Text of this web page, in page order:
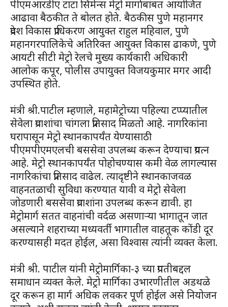
पीएमआरडीए टाटा सिमेन्स मेट्रो मार्गाबाबत आयोजित
आढावा बैठकीत ते बोलत होते. बैठकीस पुणे महानगर
प्रदेश विकास प्राधिकरण आयुक्त राहुल महिवाल, पुणे
महानगरपालिकेचे अतिरिक्त आयुक्त विकास ढाकणे, पुणे
आयटी सीटी मेट्रो रेलचे मुख्य कार्यकारी अधिकारी
आलोक कपूर, पोलीस उपायुक्त विजयकुमार मगर आदी
उपस्थित होते.
मंत्री श्री.पाटील म्हणाले, महामेट्रोच्या पहिल्या टप्प्यातील
सेवेला प्रवाशांचा चांगला प्रतिसाद मिळतो आहे. नागरिकांना
घरापासून मेट्रो स्थानकापर्यंत येण्यासाठी
पीएमपीएमएलची बससेवा उपलब्ध करून देण्याचा प्रयत्न
आहे. मेट्रो स्थानकापर्यंत पोहोचण्यास कमी वेळ लागल्यास
नागरिकांचा प्रतिसाद वाढेल. त्यादृष्टीने स्थानकाजवळ
वाहनतळाची सुविधा करण्यात यावी व मेट्रो सेवेला
जोडणारी बससेवा प्रवाशांना उपलब्ध करून द्यावी. हा
मेट्रोमार्ग सतत वाहनांची वर्दळ असणाऱ्या भागातून जात
असल्याने शहराच्या मध्यवर्ती भागातील वाहतूक कोंडी दूर
करण्यासही मदत होईल, असा विश्वास त्यांनी व्यक्त केला.
मंत्री श्री. पाटील यांनी मेट्रोमार्गिका-३ च्या प्रगतीबद्दल
समाधान व्यक्त केले. मेट्रो मार्गिका उभारणीतील अडथळे
दूर करून हा मार्ग अधिक लवकर पूर्ण होईल असे नियोजन